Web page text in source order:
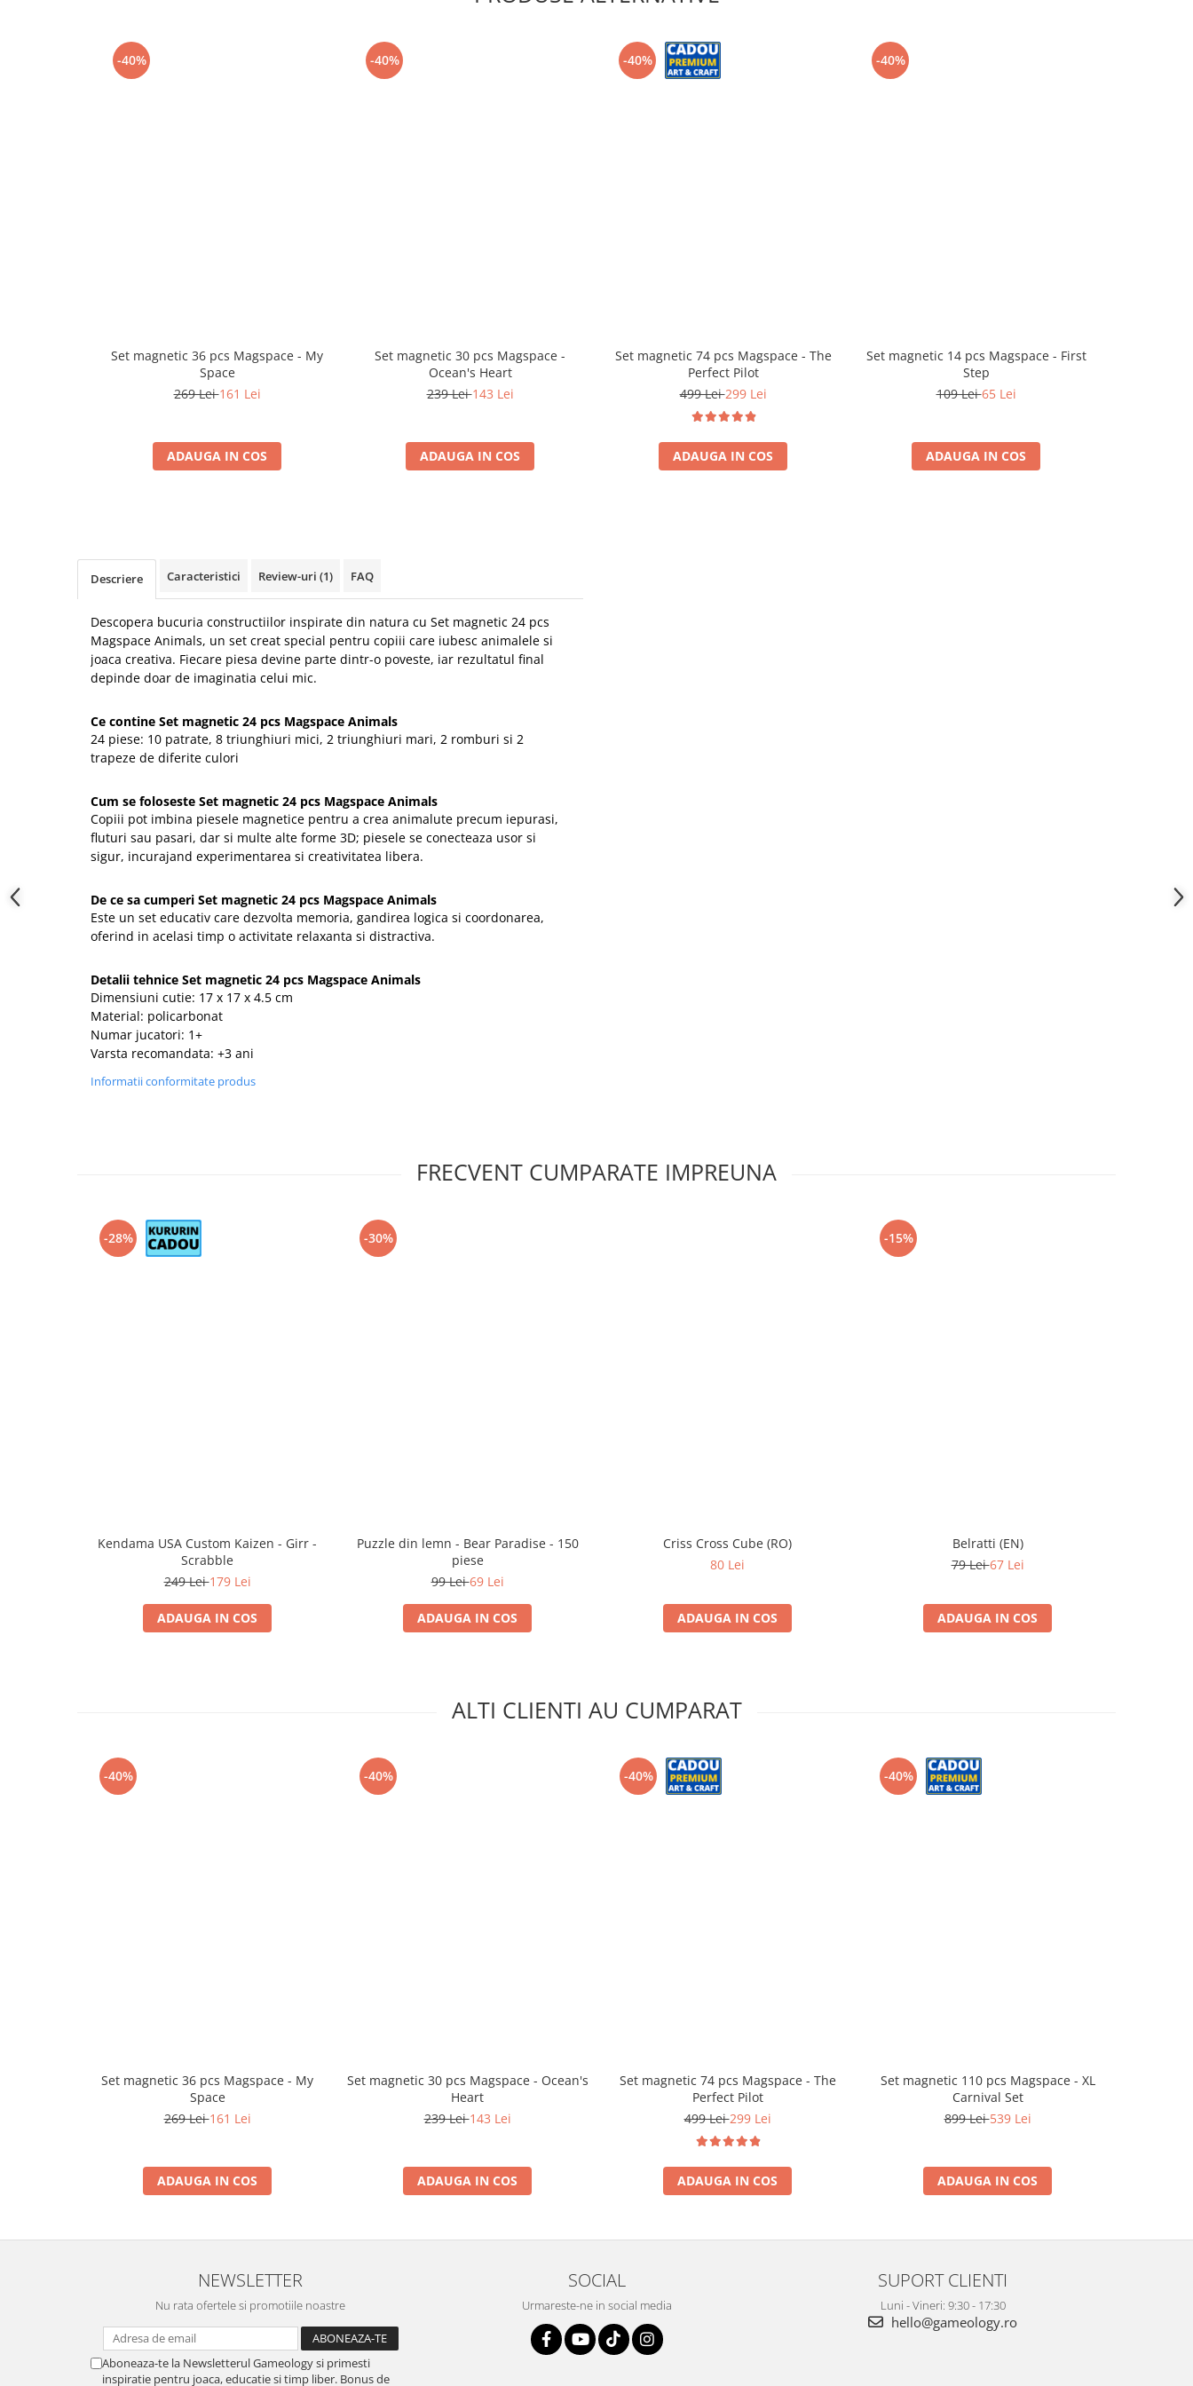
-40%
Set magnetic 36 pcs Magspace - My
Space
269 Lei161 Lei
ADAUGA IN COS
-40%
Set magnetic 30 pcs Magspace -
Ocean's Heart
239 Lei143 Lei
ADAUGA IN COS
-40%
Set magnetic 74 pcs Magspace - The
Perfect Pilot
499 Lei299 Lei
ADAUGA IN COS
-40%
Set magnetic 14 pcs Magspace - First
Step
109 Lei65 Lei
ADAUGA IN COS
Descriere Caracteristici Review-uri (1) FAQ
Descopera bucuria constructiilor inspirate din natura cu Set magnetic 24 pcs
Magspace Animals, un set creat special pentru copiii care iubesc animalele si
joaca creativa. Fiecare piesa devine parte dintr-o poveste, iar rezultatul final
depinde doar de imaginatia celui mic.
Ce contine Set magnetic 24 pcs Magspace Animals
24 piese: 10 patrate, 8 triunghiuri mici, 2 triunghiuri mari, 2 romburi si 2
trapeze de diferite culori
Cum se foloseste Set magnetic 24 pcs Magspace Animals
Copiii pot imbina piesele magnetice pentru a crea animalute precum iepurasi,
fluturi sau pasari, dar si multe alte forme 3D; piesele se conecteaza usor si
sigur, incurajand experimentarea si creativitatea libera.
De ce sa cumperi Set magnetic 24 pcs Magspace Animals
Este un set educativ care dezvolta memoria, gandirea logica si coordonarea,
oferind in acelasi timp o activitate relaxanta si distractiva.
Detalii tehnice Set magnetic 24 pcs Magspace Animals
Dimensiuni cutie: 17 x 17 x 4.5 cm
Material: policarbonat
Numar jucatori: 1+
Varsta recomandata: +3 ani
Informatii conformitate produs
FRECVENT CUMPARATE IMPREUNA
-28%
Kendama USA Custom Kaizen - Girr -
Scrabble
249 Lei179 Lei
ADAUGA IN COS
-30%
Puzzle din lemn - Bear Paradise - 150
piese
99 Lei69 Lei
ADAUGA IN COS
Criss Cross Cube (RO)
80 Lei
ADAUGA IN COS
-15%
Belratti (EN)
79 Lei67 Lei
ADAUGA IN COS
ALTI CLIENTI AU CUMPARAT
-40%
Set magnetic 36 pcs Magspace - My
Space
269 Lei161 Lei
ADAUGA IN COS
-40%
Set magnetic 30 pcs Magspace - Ocean's
Heart
239 Lei143 Lei
ADAUGA IN COS
-40%
Set magnetic 74 pcs Magspace - The
Perfect Pilot
499 Lei299 Lei
ADAUGA IN COS
-40%
Set magnetic 110 pcs Magspace - XL
Carnival Set
899 Lei539 Lei
ADAUGA IN COS
NEWSLETTER
Nu rata ofertele si promotiile noastre
Aboneaza-te la Newsletterul Gameology si primesti
inspiratie pentru joaca, educatie si timp liber. Bonus de
SOCIAL
Urmareste-ne in social media
SUPORT CLIENTI
Luni - Vineri: 9:30 - 17:30
hello@gameology.ro